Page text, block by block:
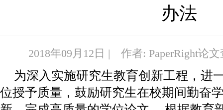
办法
2018年09月12日 | 作者: PaperRight论
为深入实施研究生教育创新工程，进
位授予质量，鼓励研究生在校期间勤奋